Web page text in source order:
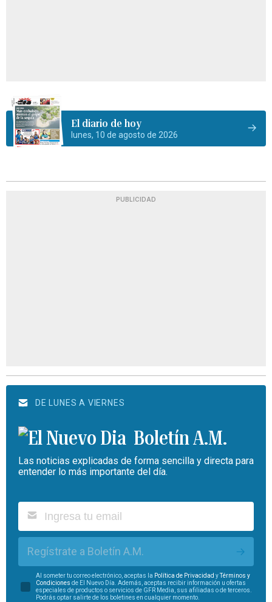
El diario de hoy
lunes, 10 de agosto de 2026
PUBLICIDAD
DE LUNES A VIERNES
Boletín A.M.
Las noticias explicadas de forma sencilla y directa para
entender lo más importante del día.
Regístrate a Boletín A.M.
Al someter tu correo electrónico, aceptas la Política de Privacidad y
Términos y
Condiciones de El Nuevo Día. Además, aceptas recibir información u ofertas
especiales de productos o servicios de GFR Media, sus afiliadas o de terceros.
Podrás optar salirte de los boletines en cualquier momento.